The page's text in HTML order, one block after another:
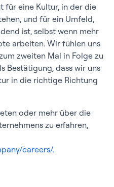
für eine Kultur, in der die
und für ein Umfeld,
ist, selbst wenn mehr
arbeiten. Wir fühlen uns
zweiten Mal in Folge zu
Bestätigung, dass wir uns
in die richtige Richtung
oder mehr über die
zu erfahren,
careers/.